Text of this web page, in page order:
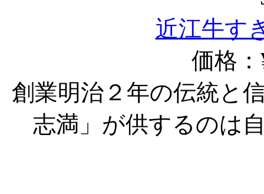
近江牛す
価格
創業明治２年の伝統と
志満」が供するのは